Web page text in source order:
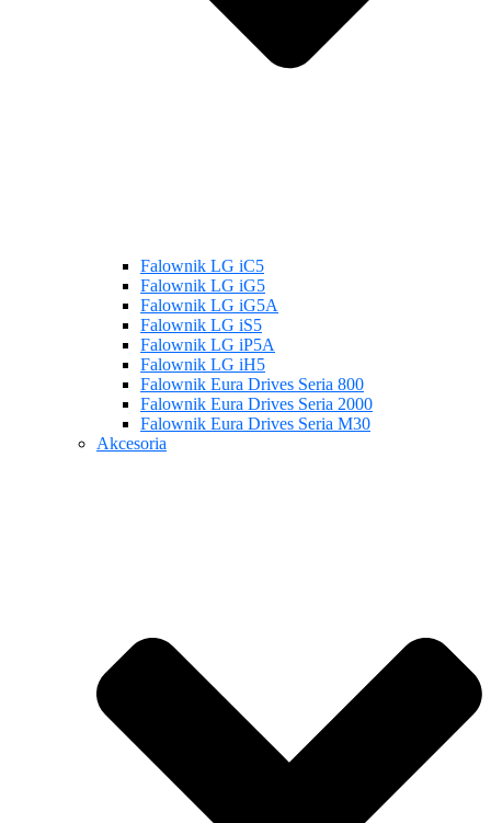
Falownik LG iC5
Falownik LG iG5
Falownik LG iG5A
Falownik LG iS5
Falownik LG iP5A
Falownik LG iH5
Falownik Eura Drives Seria 800
Falownik Eura Drives Seria 2000
Falownik Eura Drives Seria M30
Akcesoria